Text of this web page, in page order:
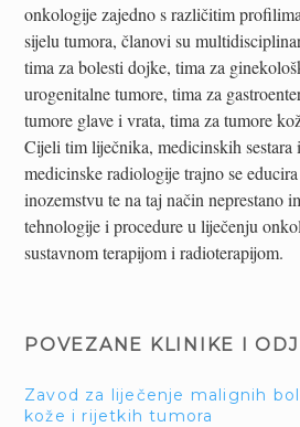
onkologije zajedno s različitim
sijelu tumora, članovi su
tima za bolesti dojke, tima za
urogenitalne tumore, tima za
tumore glave i vrata, tima za tumore
Cijeli tim liječnika, medicinskih sestara
medicinske radiologije trajno se
inozemstvu te na taj način neprestano
tehnologije i procedure u liječenju
sustavnom terapijom i radioterapijom.
POVEZANE KLINIKE I
Zavod za liječenje malignih
kože i rijetkih tumora